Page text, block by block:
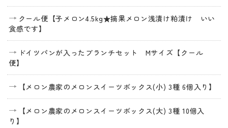
クール便【子メロン4.5kg★摘果メロン浅漬け粕漬け いい
食感です】
ドイツパンが入ったブランチセット Mサイズ【クール
便】
【メロン農家のメロンスイーツボックス(小) 3種 6個入り】
【メロン農家のメロンスイーツボックス(大) 3種 10個入
り】